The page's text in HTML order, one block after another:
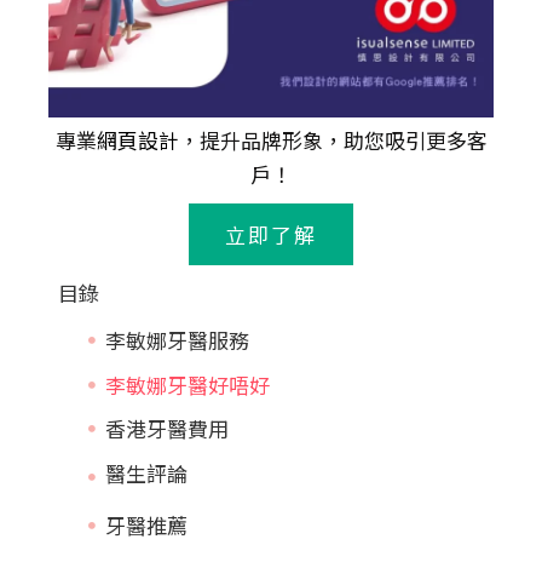
專業網頁設計 ，提升品牌形象，助您吸引更多客
戶！
立即了解
目錄
李敏娜牙醫服務
李敏娜牙醫好唔好
香港牙醫費用
牙醫推薦